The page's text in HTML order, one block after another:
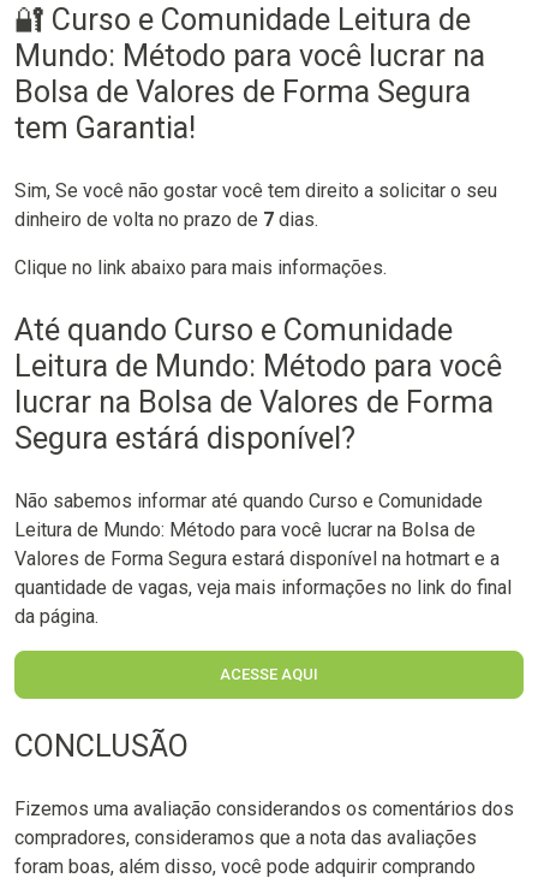
🔐 Curso e Comunidade Leitura de
Mundo: Método para você lucrar na
Bolsa de Valores de Forma Segura
tem Garantia!
Sim, Se você não gostar você tem direito a solicitar o seu
dinheiro de volta no prazo de 7 dias.
Clique no link abaixo para mais informações.
Até quando Curso e Comunidade
Leitura de Mundo: Método para você
lucrar na Bolsa de Valores de Forma
Segura estárá disponível?
Não sabemos informar até quando Curso e Comunidade
Leitura de Mundo: Método para você lucrar na Bolsa de
Valores de Forma Segura estará disponível na hotmart e a
quantidade de vagas, veja mais informações no link do final
da página.
ACESSE AQUI
CONCLUSÃO
Fizemos uma avaliação considerandos os comentários dos
compradores, consideramos que a nota das avaliações
foram boas, além disso, você pode adquirir comprando